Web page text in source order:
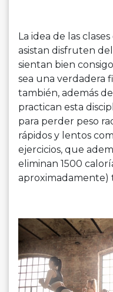
La idea de las
asistan disfruten
sientan bien
sea una verdadera
también, además
practican esta
para perder peso
rápidos y lentos
ejercicios, que
eliminan 1500
aproximadamente)